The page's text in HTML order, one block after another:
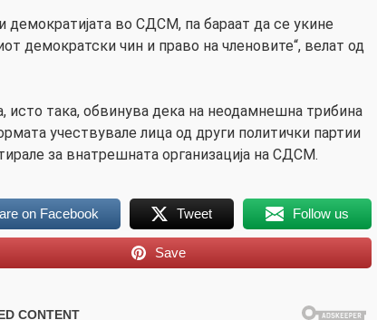
демократијата во СДСМ, па бараат да се укине
демократски чин и право на членовите“, велат од
исто така, обвинува дека на неодамнешна трибина
учествувале лица од други политички партии
за внатрешната организација на СДСМ.
on Facebook Tweet Follow us
Save